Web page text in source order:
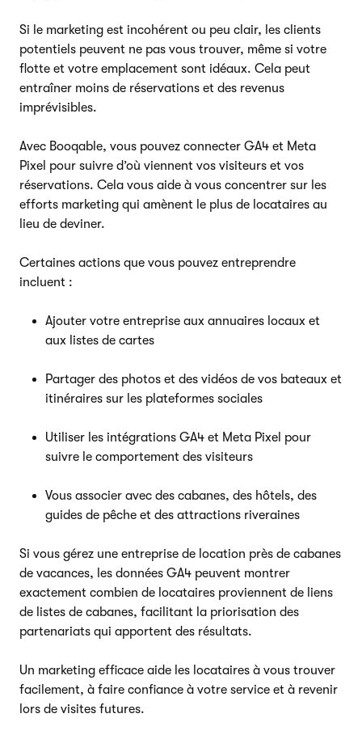
Si le marketing est incohérent ou peu clair, les clients
potentiels peuvent ne pas vous trouver, même si votre
flotte et votre emplacement sont idéaux. Cela peut
entraîner moins de réservations et des revenus
imprévisibles.
Avec Booqable, vous pouvez connecter GA4 et Meta
Pixel pour suivre d’où viennent vos visiteurs et vos
réservations. Cela vous aide à vous concentrer sur les
efforts marketing qui amènent le plus de locataires au
lieu de deviner.
Certaines actions que vous pouvez entreprendre
incluent :
Ajouter votre entreprise aux annuaires locaux et
aux listes de cartes
Partager des photos et des vidéos de vos bateaux et
itinéraires sur les plateformes sociales
Utiliser les intégrations GA4 et Meta Pixel pour
suivre le comportement des visiteurs
Vous associer avec des cabanes, des hôtels, des
guides de pêche et des attractions riveraines
Si vous gérez une entreprise de location près de cabanes
de vacances, les données GA4 peuvent montrer
exactement combien de locataires proviennent de liens
de listes de cabanes, facilitant la priorisation des
partenariats qui apportent des résultats.
Un marketing efficace aide les locataires à vous trouver
facilement, à faire confiance à votre service et à revenir
lors de visites futures.